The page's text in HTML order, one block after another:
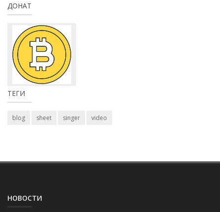
ДОНАТ
ТЕГИ
blog sheet singer video
НОВОСТИ